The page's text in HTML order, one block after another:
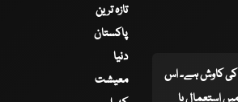
کی کاوش ہے۔ اس
تازہ ترین
پاکستان
دنیا
معیشت